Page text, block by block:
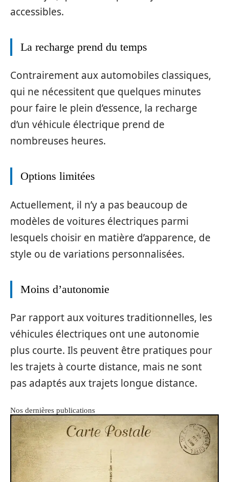
accessibles.
La recharge prend du temps
Contrairement aux automobiles classiques,
qui ne nécessitent que quelques minutes
pour faire le plein d’essence, la recharge
d’un véhicule électrique prend de
nombreuses heures.
Options limitées
Actuellement, il n’y a pas beaucoup de
modèles de voitures électriques parmi
lesquels choisir en matière d’apparence, de
style ou de variations personnalisées.
Moins d’autonomie
Par rapport aux voitures traditionnelles, les
véhicules électriques ont une autonomie
plus courte. Ils peuvent être pratiques pour
les trajets à courte distance, mais ne sont
pas adaptés aux trajets longue distance.
Nos dernières publications